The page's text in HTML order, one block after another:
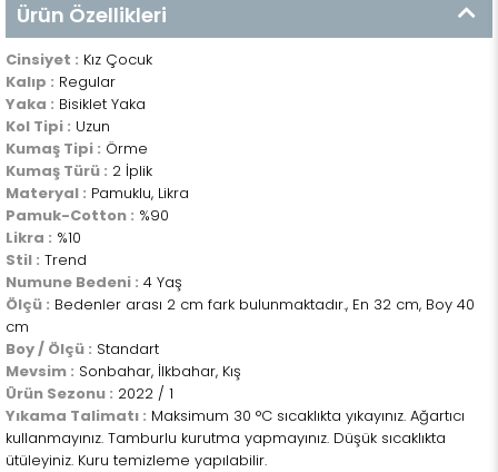
Ürün Özellikleri
Cinsiyet : Kız Çocuk
Kalıp : Regular
Yaka : Bisiklet Yaka
Kol Tipi : Uzun
Kumaş Tipi : Örme
Kumaş Türü : 2 İplik
Materyal : Pamuklu, Likra
Pamuk-Cotton : %90
Likra : %10
Stil : Trend
Numune Bedeni : 4 Yaş
Ölçü : Bedenler arası 2 cm fark bulunmaktadır., En 32 cm, Boy 40
cm
Boy / Ölçü : Standart
Mevsim : Sonbahar, İlkbahar, Kış
Ürün Sezonu : 2022 / 1
Yıkama Talimatı : Maksimum 30 °C sıcaklıkta yıkayınız. Ağartıcı
kullanmayınız. Tamburlu kurutma yapmayınız. Düşük sıcaklıkta
ütüleyiniz. Kuru temizleme yapılabilir.